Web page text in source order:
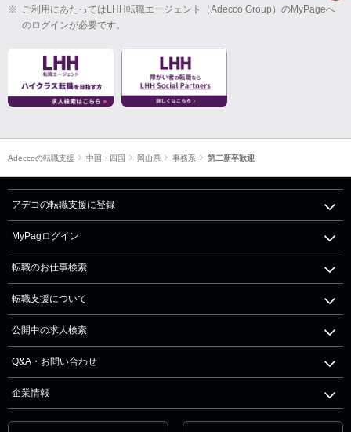
※ ご利用にあたってはLHH転職エージェント（Adecco Group）のMyPageへ
のログインが必要です。
Adeccoの転職支援 中国・四国 岡山県 事務系 第二新卒歓迎
アデコの転職支援に登録
MyPagログイン
転職のお仕事検索
転職支援について
公開中の求人検索
Q&A・お問い合わせ
企業情報